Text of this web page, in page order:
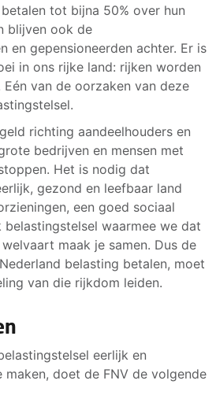
tot bijna 50% over hun
blijven ook de
en gepensioneerden achter. Er is
in ons rijke land: rijken worden
Eén van de oorzaken van deze
richting aandeelhouders en
bedrijven en mensen met
Het is nodig dat
gezond en leefbaar land
een goed sociaal
belastingstelsel waarmee we dat
maak je samen. Dus de
belasting betalen, moet
van die rijkdom leiden.
eerlijk en
doet de FNV de volgende